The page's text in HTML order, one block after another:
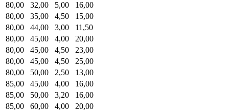
80,00
32,00 5,00
16,00
80,00
35,00 4,50
15,00
80,00
44,00 3,00
11,50
80,00
45,00 4,00
20,00
80,00
45,00 4,50
23,00
80,00
45,00 4,50
25,00
80,00
50,00 2,50
13,00
85,00
45,00 4,00
16,00
85,00
50,00 3,20
16,00
85,00
60,00 4,00
20,00